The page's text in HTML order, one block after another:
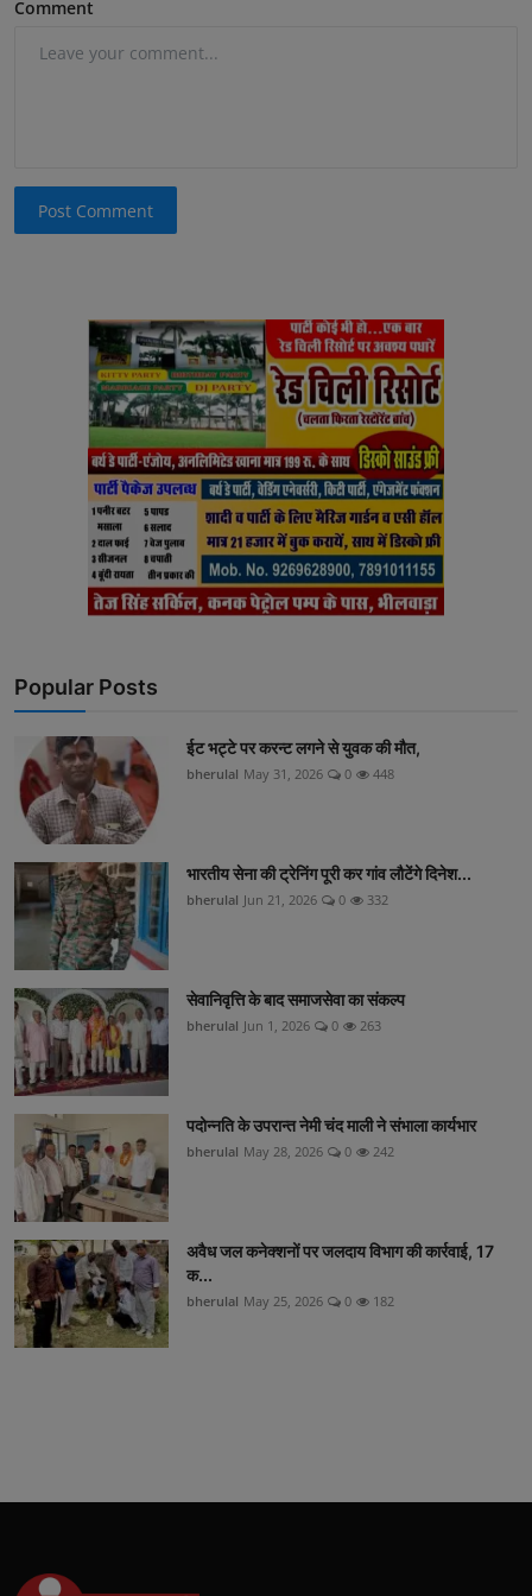
Comment
Post Comment
Popular Posts
ईट भट्टे पर करन्ट लगने से युवक की मौत,
bherulal May 31, 2026 0 448
भारतीय सेना की ट्रेनिंग पूरी कर गांव लौटेंगे दिनेश...
bherulal Jun 21, 2026 0 332
सेवानिवृत्ति के बाद समाजसेवा का संकल्प
bherulal Jun 1, 2026 0 263
पदोन्नति के उपरान्त नेमी चंद माली ने संभाला कार्यभार
bherulal May 28, 2026 0 242
अवैध जल कनेक्शनों पर जलदाय विभाग की कार्रवाई, 17
क...
bherulal May 25, 2026 0 182